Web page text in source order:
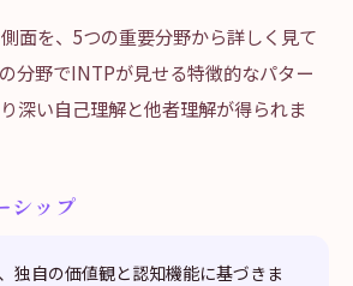
面を、5つの重要分野から詳しく見て
分野でINTPが見せる特徴的なパター
深い自己理解と他者理解が得られま
シップ
独自の価値観と認知機能に基づきま